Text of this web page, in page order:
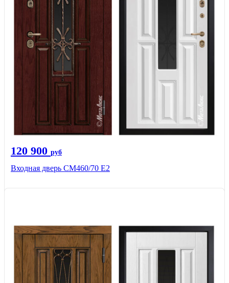
120 900 руб
Входная дверь СМ460/70 Е2